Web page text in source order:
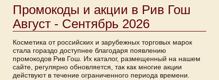
Промокоды и акции в Рив Гош
Август - Сентябрь 2026
Косметика от российских и зарубежных торговых марок
стала гораздо доступнее благодаря появлению
промокодов Рив Гош. Их каталог, размещенный на нашем
сайте, регулярно обновляется, так как многие акции
действуют в течение ограниченного периода времени.